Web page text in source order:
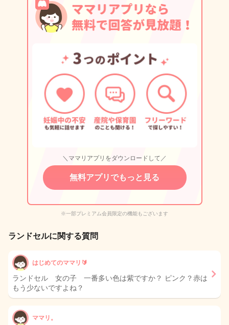
＼ママリアプリをダウンロードして／
無料アプリでもっと見る
※一部プレミアム会員限定の機能もございます
ランドセルに関する質問
はじめてのママリ🔰
ランドセル 女の子 一番多い色は紫ですか？ ピンク？赤は
もう少ないですよね？
ママリ。